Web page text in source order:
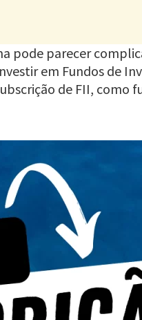
pode parecer
em Fundos de
de FII, como